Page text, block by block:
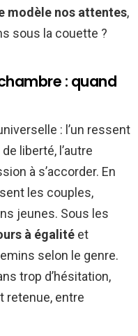
modèle nos attentes,
sous la couette ?
: quand
: l’un ressent
liberté, l’autre
à s’accorder. En
les couples,
jeunes. Sous les
à égalité et
selon le genre.
trop d’hésitation,
retenue, entre